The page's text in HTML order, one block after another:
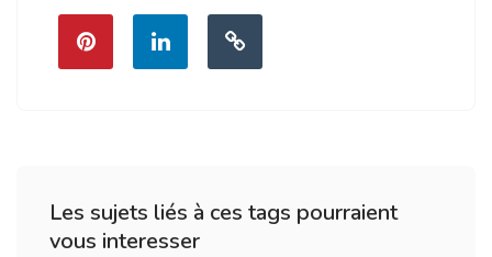
Les sujets liés à ces tags pourraient
vous interesser